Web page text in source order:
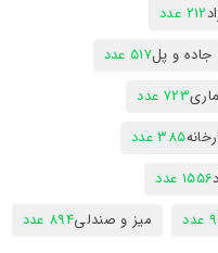
212 عدد
جاده و پل517 عدد
723 عدد
385 عدد
1556 عدد
میز و صندلی894 عدد